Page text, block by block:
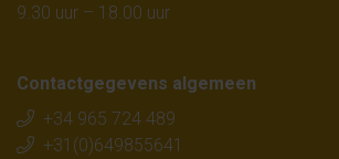
9.30 uur – 18.00 uur
Contactgegevens algemeen
+34 965 724 489
+31(0)649855641